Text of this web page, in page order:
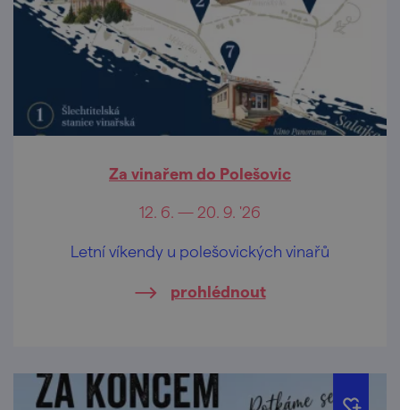
Za vinařem do Polešovic
12. 6. — 20. 9. '26
Letní víkendy u polešovických vinařů
prohlédnout